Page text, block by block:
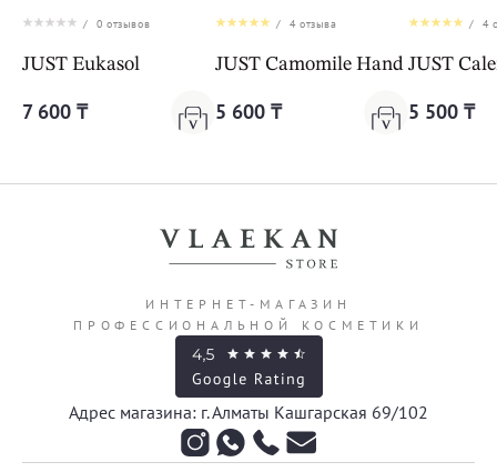
/ 0 отзывов
JUST Eukasol
7 600 ₸
/ 4отзыва
JUST Camomile Hand Cream
5 600 ₸
/ 4
JUST
5 500 ₸
ИНТЕРНЕТ-МАГАЗИН
ПРОФЕССИОНАЛЬНОЙ КОСМЕТИКИ
Адрес магазина: г. Алматы Кашгарская 69/102